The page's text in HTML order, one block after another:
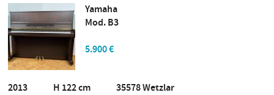
Yamaha
Mod. B3
5.900 €
2013 H 122 cm 35578 Wetzlar